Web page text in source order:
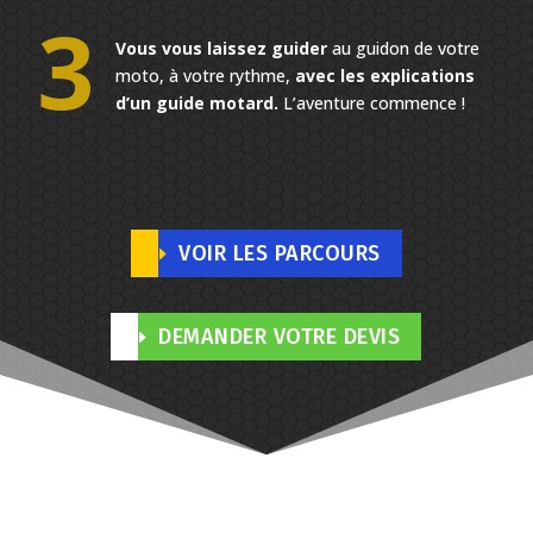
3 Vous vous laissez guider au guidon de votre
moto, à votre rythme, avec les explications
d’un guide motard. L’aventure commence !
VOIR LES PARCOURS
DEMANDER VOTRE DEVIS